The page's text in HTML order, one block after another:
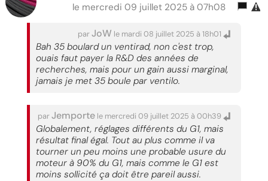
le mercredi 09 juillet 2025 à 07h08
parJoW le mardi 08 juillet 2025 à 18h01
Bah 35 boulard un ventirad, non c'est trop,
ouais faut payer la R&D des années de
recherches, mais pour un gain aussi marginal,
jamais je met 35 boule par ventilo.
parJemporte le mercredi 09 juillet 2025 à 00h39
Globalement, réglages différents du G1, mais
résultat final égal. Tout au plus comme il va
tourner un peu moins une probable usure du
moteur à 90% du G1, mais comme le G1 est
moins sollicité ça doit être pareil aussi.